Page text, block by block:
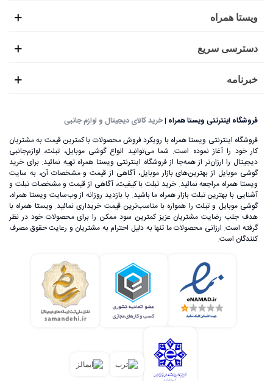
دقیقه استفاده نیاز بود تا دوباره برای شارژ کامل، آن را به منبع
علی‌رغم اینکه گوشی‌های تلفن همراه اولیه، اندازه بسیار بزرگی
داشتند، اما ساخت یک تلفن بی‌سیم که بتوان آن را در هر زمان و
مکان استفاده کرد، خود یک اتفاق بسیار بزرگ در عرصه تکنولوژی
ویستا همراه
دسترسی سریع
خبرنامه
فروشگاه اینترنتی ویستا همراه |خرید کالای دیجیتال و لوازم جانبی
فروشگاه اینترنتی ویستا همراه با رویکرد فروش محصولات با کمترین قیمت به مشتریان
کار خود را آغاز نموده است. شما می‌توانید انواع گوشی موبایل، تبلت، لوازم‌جانبی
دیجیتال را ارزان‌تر از همه‌جا از فروشگاه اینترنتی ویستا همراه تهیه نمائید. برای خرید
گوشی موبایل از بهترین‌های بازار موبایل، آگاهی از قیمت و مشخصات آن، به ‌سایت
ویستا همراه مراجعه نمائید. خرید تبلت با کیفیت، آگاهی از قیمت و مشخصات تبلت و
آشنایی با بهترین تبلت بازار همراه ما باشید. با بازدید روزانه از وب‌سایت ویستا همراه،
گوشی موبایل و تبلت را همواره با مناسب‌ترین قیمت خریداری نمائید. ویستا همراه با
هدف جلب رضایت مشتریان عزیز کمترین سود ممکن را برای محصولات خود در نظر
گرفته است. ارزانی محصولات ما تنها به دلیل احترام به مشتریان و رعایت حقوق مصرف
کنندگان است.